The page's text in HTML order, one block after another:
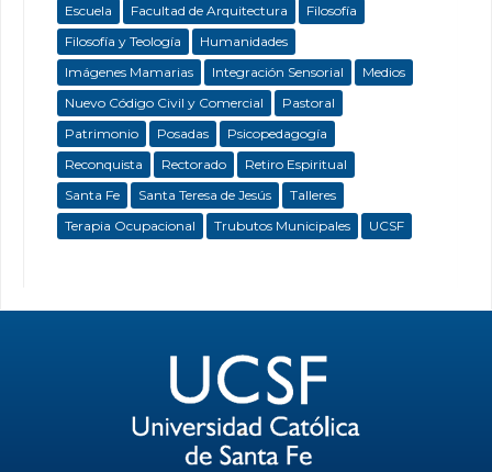
Escuela
Facultad de Arquitectura
Filosofía
Filosofía y Teología
Humanidades
Imágenes Mamarias
Integración Sensorial
Medios
Nuevo Código Civil y Comercial
Pastoral
Patrimonio
Posadas
Psicopedagogía
Reconquista
Rectorado
Retiro Espiritual
Santa Fe
Santa Teresa de Jesús
Talleres
Terapia Ocupacional
Trubutos Municipales UCSF